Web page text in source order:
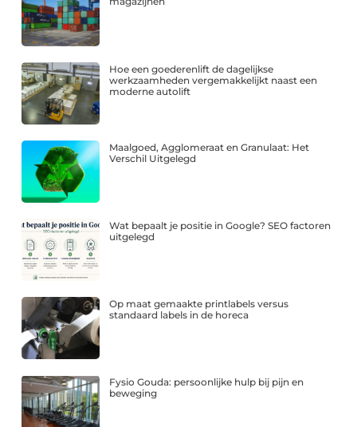
Hoe een goederenlift de dagelijkse
werkzaamheden vergemakkelijkt naast een
moderne autolift
Maalgoed, Agglomeraat en Granulaat: Het
Verschil Uitgelegd
Wat bepaalt je positie in Google? SEO factoren
uitgelegd
Op maat gemaakte printlabels versus
standaard labels in de horeca
Fysio Gouda: persoonlijke hulp bij pijn en
beweging